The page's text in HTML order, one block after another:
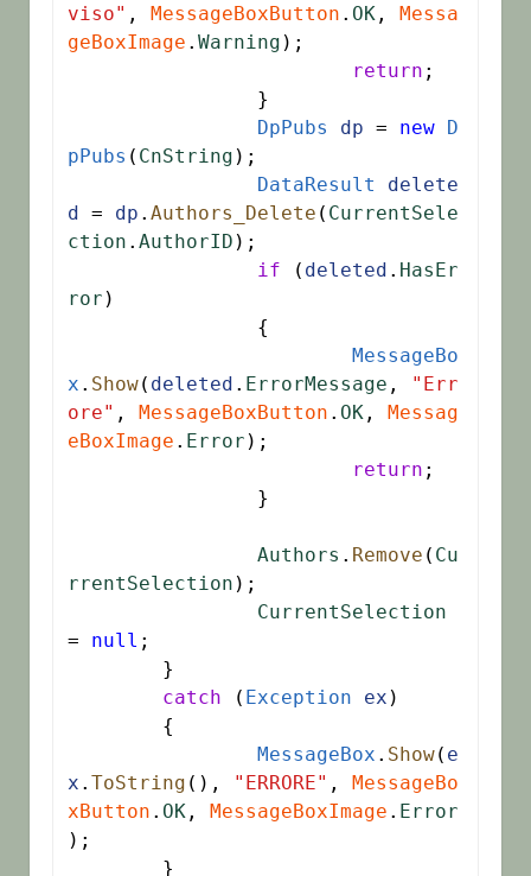
viso" , MessageBoxButton . OK, Messa
geBoxImage . Warning );
return ;
DpPubs
dp = new
D
pPubs ( CnString );
DataResult
delete
d = dp . Authors_Delete ( CurrentSele
ction . AuthorID );
if ( deleted . HasEr
ror )
MessageBo
x . Show( deleted . ErrorMessage ,
"Err
ore" , MessageBoxButton . OK, Messag
eBoxImage . Error );
return ;
Authors . Remove ( Cu
rrentSelection );
CurrentSelection
= null ;
catch ( Exception ex )
MessageBox . Show( e
x . ToString (), "ERRORE" , MessageBo
xButton . OK, MessageBoxImage . Error
);